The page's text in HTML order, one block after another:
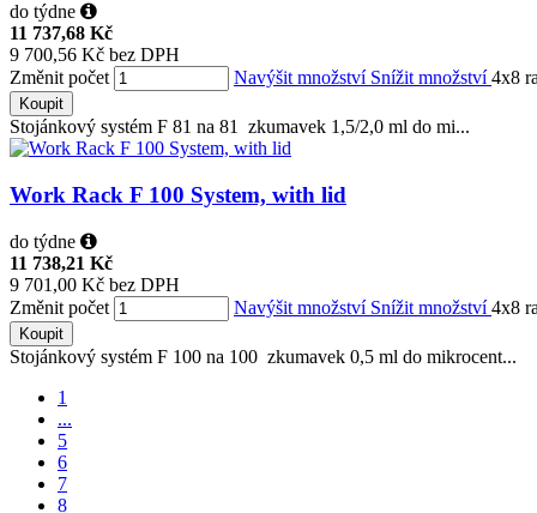
do týdne
11 737,68 Kč
9 700,56 Kč bez DPH
Změnit počet
Navýšit množství Snížit množství4x8
Koupit
Stojánkový systém F 81 na 81 zkumavek 1,5/2,0 ml do mi...
Work Rack F 100 System, with lid
do týdne
11 738,21 Kč
9 701,00 Kč bez DPH
Změnit počet
Navýšit množství Snížit množství4x8
Koupit
Stojánkový systém F 100 na 100 zkumavek 0,5 ml do mikrocent...
1
...
5
6
7
8